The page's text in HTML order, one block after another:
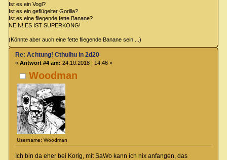
Ist es ein Vogl?
Ist es ein geflügelter Gorilla?
Ist es eine fliegende fette Banane?
NEIN! ES IST SUPERKONG!
(Könnte aber auch eine fette fliegende Banane sein ...)
Woodman
Username: Woodman
Re: Achtung! Cthulhu in 2d20
« Antwort #4 am: 24.10.2018 | 14:46 »
Ich bin da eher bei Korig, mit SaWo kann ich nix anfangen, das